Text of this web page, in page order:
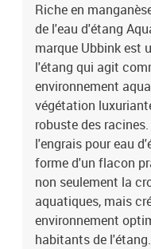
nutriments sont idéaux
alimenter une
:Utiliser une dose de 50 ml
les 14 jours pendant la
aquatiques.Contenu :
croissance des plantes
nutrimentsQuantité : 250
Riche en
de l'eau d'étang
marque Ubbink est
l'étang qui agit
environnement
végétation
robuste des
l'engrais pour eau
forme d'un flacon
non seulement la
aquatiques, mais
environnement
habitants de